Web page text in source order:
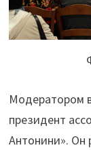
Модератором
президент
Антонини». Он